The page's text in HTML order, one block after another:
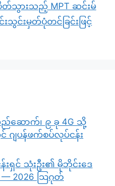
ားသည့် MPT ဆင်းမ်
သွင်းမှတ်ပုံတင်ခြင်းဖြင့်
ည်ဆောက်၊ ၉ ခု 4G သို့
ျပန်ဖက်စပ်လုပ်ငန်း
ရှင် သုံးဦး၏ မိုဘိုင်းဒေ
— 2026 သြဂုတ်